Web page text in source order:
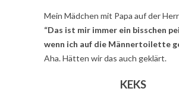
Mein Mädchen mit Papa auf der
“Das ist mir immer ein bisschen
wenn ich auf die Männertoilette
Aha. Hätten wir das auch geklärt.
KEKS